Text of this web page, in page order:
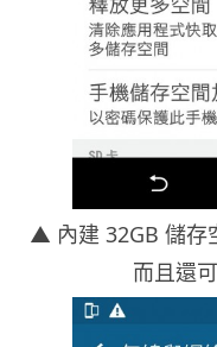
▲ 內建 32GB 儲存
而且還